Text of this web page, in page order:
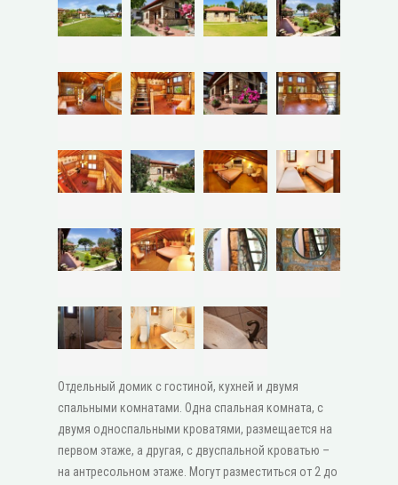
Отдельный домик с гостиной, кухней и двумя
спальными комнатами. Одна спальная комната, с
двумя односпальными кроватями, размещается на
первом этаже, а другая, с двуспальной кроватью –
на антресольном этаже. Могут разместиться от 2 до